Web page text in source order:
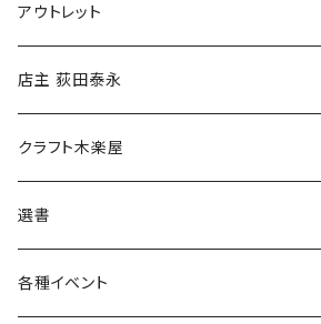
マグカップ
傘
食料品
その他
アウトレット
店主 荻田泰永
書籍
ウェア
クラフト木楽屋
選書
各種イベント